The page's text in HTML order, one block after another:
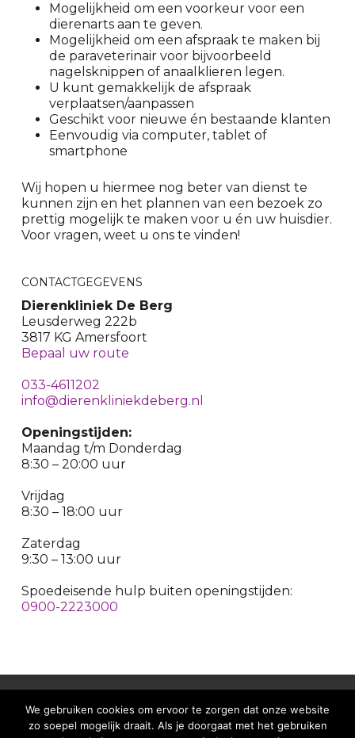
Mogelijkheid om een voorkeur voor een
dierenarts aan te geven.
Mogelijkheid om een afspraak te maken bij
de paraveterinair voor bijvoorbeeld
nagelsknippen of anaalklieren legen.
U kunt gemakkelijk de afspraak
verplaatsen/aanpassen
Geschikt voor nieuwe én bestaande klanten
Eenvoudig via computer, tablet of
smartphone
Wij hopen u hiermee nog beter van dienst te
kunnen zijn en het plannen van een bezoek zo
prettig mogelijk te maken voor u én uw huisdier.
Voor vragen, weet u ons te vinden!
CONTACTGEGEVENS
Dierenkliniek De Berg
Leusderweg 222b
3817 KG Amersfoort
Bepaal uw route
033-4611202
info@dierenkliniekdeberg.nl
Openingstijden:
Maandag t/m Donderdag
8:30 – 20:00 uur
Vrijdag
8:30 – 18:00 uur
Zaterdag
9:30 – 13:00 uur
Spoedeisende hulp buiten openingstijden:
0900-2223000
|Privacyreglement|Cookiebeleid| Op alle opdrachten en
werkzaamheden zijn de Algemene Voorwaarden KNMvD,
We gebruiken cookies om ervoor te zorgen dat onze website
zo soepel mogelijk draait. Als je doorgaat met het gebruiken